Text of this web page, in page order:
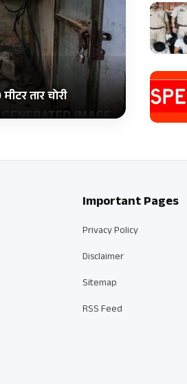
तार चोरी
Important Pages
Privacy Policy
Disclaimer
Sitemap
RSS Feed